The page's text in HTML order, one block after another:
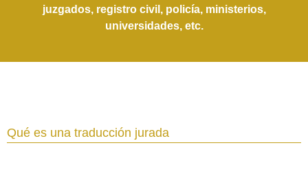
juzgados, registro civil, policía, ministerios,
universidades, etc.
Qué es una traducción jurada